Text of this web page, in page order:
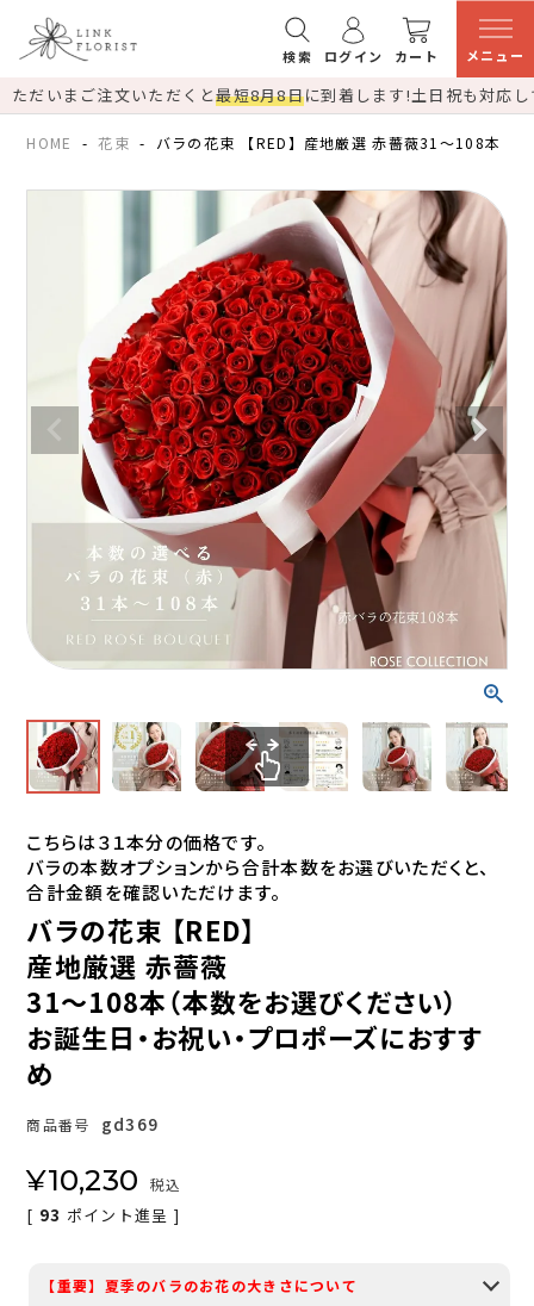
検索 ログイン カート メニュー
ただいまご注文いただくと最短8月8日に到着します!土日祝も対応
HOME 花束 バラの花束 【RED】産地厳選 赤薔薇31～108本（
こちらは３１本分の価格です。
バラの本数オプションから合計本数をお選びいただくと、
合計金額を確認いただけます。
バラの花束 【RED】
産地厳選 赤薔薇
31～108本（本数をお選びください）
お誕生日・お祝い・プロポーズにおすす
め
商品番号 gd369
¥10,230 税込
[ 93 ポイント進呈 ]
【重要】夏季のバラのお花の大きさについて